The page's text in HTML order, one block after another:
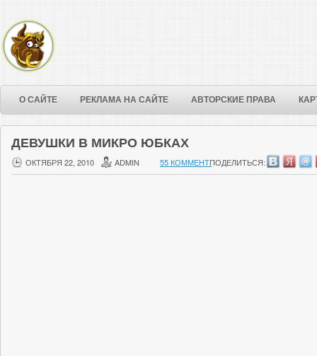
О САЙТЕ РЕКЛАМА НА САЙТЕ АВТОРСКИЕ ПРАВА
ДЕВУШКИ В МИКРО ЮБКАХ
ОКТЯБРЯ 22, 2010 ADMIN 55 КОММЕНТ.ПОДЕЛИТЬСЯ: